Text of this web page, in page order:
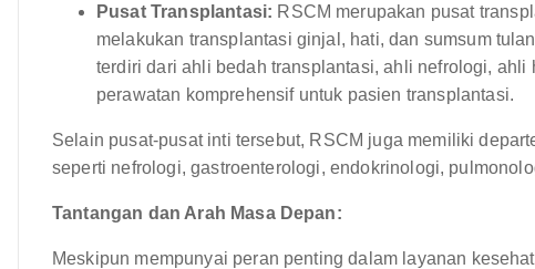
Pusat Transplantasi: RSCM merupakan pusat
melakukan transplantasi ginjal, hati, dan sumsum
terdiri dari ahli bedah transplantasi, ahli nefrologi,
perawatan komprehensif untuk pasien transplantasi.
Selain pusat-pusat inti tersebut, RSCM juga memiliki
seperti nefrologi, gastroenterologi, endokrinologi,
Tantangan dan Arah Masa Depan:
Meskipun mempunyai peran penting dalam layanan